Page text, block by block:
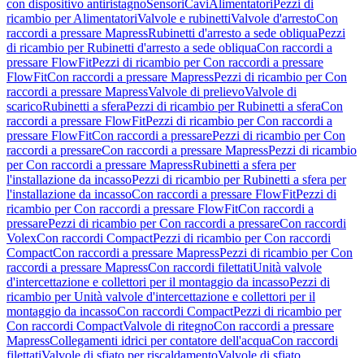
con dispositivo antiristagnoSensoriCaviAlimentatori Pezzi di
ricambio per AlimentatoriValvole e rubinettiValvole d'arrestoCon
raccordi a pressare MapressRubinetti d'arresto a sede obliquaPezzi
di ricambio per Rubinetti d'arresto a sede obliquaCon raccordi a
pressare FlowFitPezzi di ricambio per Con raccordi a pressare
FlowFitCon raccordi a pressare MapressPezzi di ricambio per Con
raccordi a pressare MapressValvole di prelievoValvole di
scaricoRubinetti a sferaPezzi di ricambio per Rubinetti a sferaCon
raccordi a pressare FlowFitPezzi di ricambio per Con raccordi a
pressare FlowFitCon raccordi a pressarePezzi di ricambio per Con
raccordi a pressareCon raccordi a pressare MapressPezzi di ricambio
per Con raccordi a pressare MapressRubinetti a sfera per
l'installazione da incassoPezzi di ricambio per Rubinetti a sfera per
l'installazione da incassoCon raccordi a pressare FlowFitPezzi di
ricambio per Con raccordi a pressare FlowFitCon raccordi a
pressarePezzi di ricambio per Con raccordi a pressareCon raccordi
VolexCon raccordi CompactPezzi di ricambio per Con raccordi
CompactCon raccordi a pressare MapressPezzi di ricambio per Con
raccordi a pressare MapressCon raccordi filettatiUnità valvole
d'intercettazione e collettori per il montaggio da incassoPezzi di
ricambio per Unità valvole d'intercettazione e collettori per il
montaggio da incassoCon raccordi CompactPezzi di ricambio per
Con raccordi CompactValvole di ritegnoCon raccordi a pressare
MapressCollegamenti idrici per contatore dell'acquaCon raccordi
filettatiValvole di sfiato per riscaldamentoValvole di sfiato